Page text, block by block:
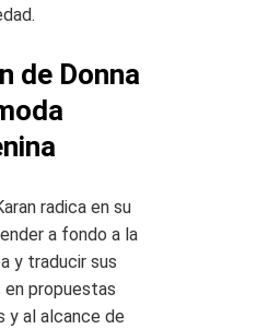
de Donna
radica en su
a fondo a la
y traducir sus
en propuestas
y al alcance de